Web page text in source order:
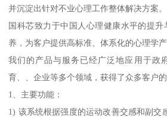
并沉淀出针对不业心理工作整体解决方案。
国科芯致力于中国人心理健康水平的提
养，为客户提供高标准、体系化的心理学
我们的产品与服务已经广泛地应用于政
育、、企业等多个领域，获得了众多客户的
1、主要功能：
1) 该系统根据强度的运动改善交感和副交